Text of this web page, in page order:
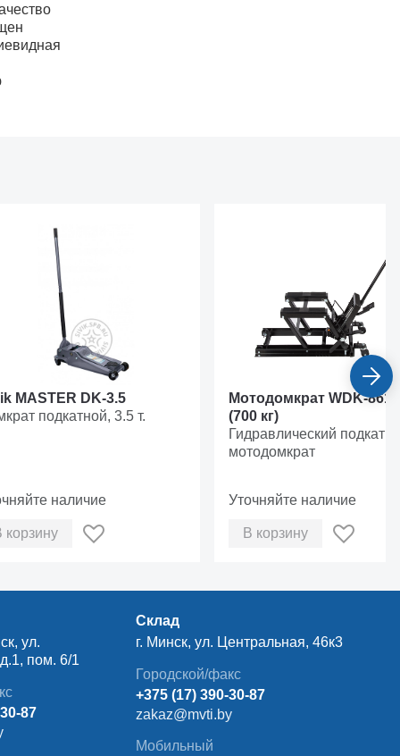
MASTER DK-3.5
подкатной, 3.5 т.
наличие
корзину
Мотодомкрат WDK-
(700 кг)
Гидравлический
мотодомкрат
Уточняйте наличие
В корзину
ул.
пом. 6/1
87
Склад
г. Минск, ул. Центральная, 46к3
Городской/факс
+375 (17) 390-30-87
zakaz@mvti.by
Мобильный